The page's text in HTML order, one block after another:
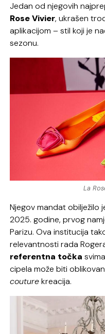
Jedan od njegovih
Rose Vivier, ukrašen
aplikacijom – stil koji je
sezonu.
La
Njegov mandat obilježilo
2025. godine, prvog
Parizu. Ova institucija
relevantnosti rada
referentna točka
cipela može biti
couturekreacija.